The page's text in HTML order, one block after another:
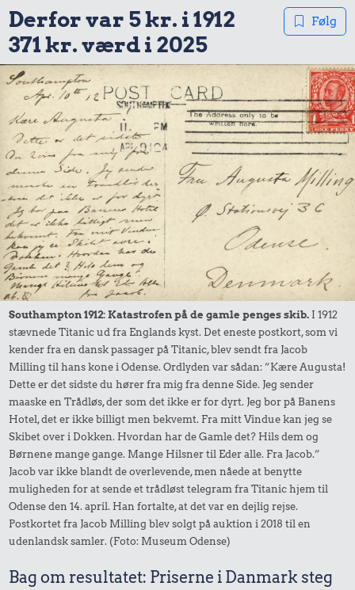
Derfor var 5 kr. i 1912
371 kr. værd i 2025
Følg
Southampton 1912: Katastrofen på de gamle penges skib. I 1912
stævnede Titanic ud fra Englands kyst. Det eneste postkort, som vi
kender fra en dansk passager på Titanic, blev sendt fra Jacob
Milling til hans kone i Odense. Ordlyden var sådan: ”Kære Augusta!
Dette er det sidste du hører fra mig fra denne Side. Jeg sender
maaske en Trådløs, der som det ikke er for dyrt. Jeg bor på Banens
Hotel, det er ikke billigt men bekvemt. Fra mitt Vindue kan jeg se
Skibet over i Dokken. Hvordan har de Gamle det? Hils dem og
Børnene mange gange. Mange Hilsner til Eder alle. Fra Jacob.”
Jacob var ikke blandt de overlevende, men nåede at benytte
muligheden for at sende et trådløst telegram fra Titanic hjem til
Odense den 14. april. Han fortalte, at det var en dejlig rejse.
Postkortet fra Jacob Milling blev solgt på auktion i 2018 til en
udenlandsk samler. (Foto: Museum Odense)
Bag om resultatet: Priserne i Danmark steg